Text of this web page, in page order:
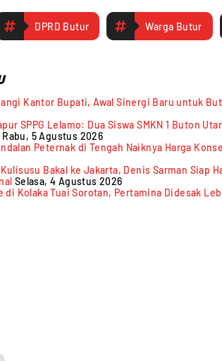
DPRD Butur Warga Butur
Kantor Bupati, Awal Sinergi Baru untuk
SPPG Lelamo: Dua Siswa SMKN 1 Buton
Rabu, 5 Agustus 2026
Peternak di Tengah Naiknya Harga
Bakal ke Jakarta, Denis Sarman Siap
Selasa, 4 Agustus 2026
di Kolaka Tuai Sorotan, Pertamina Didesak